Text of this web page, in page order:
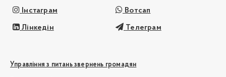
Інстаграм Вотсап
Лінкедін Телеграм
Управління з питань звернень громадян